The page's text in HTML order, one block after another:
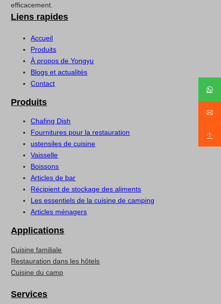
efficacement.
Liens rapides
Accueil
Produits
À propos de Yongyu
Blogs et actualités
Contact
Produits
Chafing Dish
Fournitures pour la restauration
ustensiles de cuisine
Vaisselle
Boissons
Articles de bar
Récipient de stockage des aliments
Les essentiels de la cuisine de camping
Articles ménagers
Applications
Cuisine familiale
Restauration dans les hôtels
Cuisine du camp
Services